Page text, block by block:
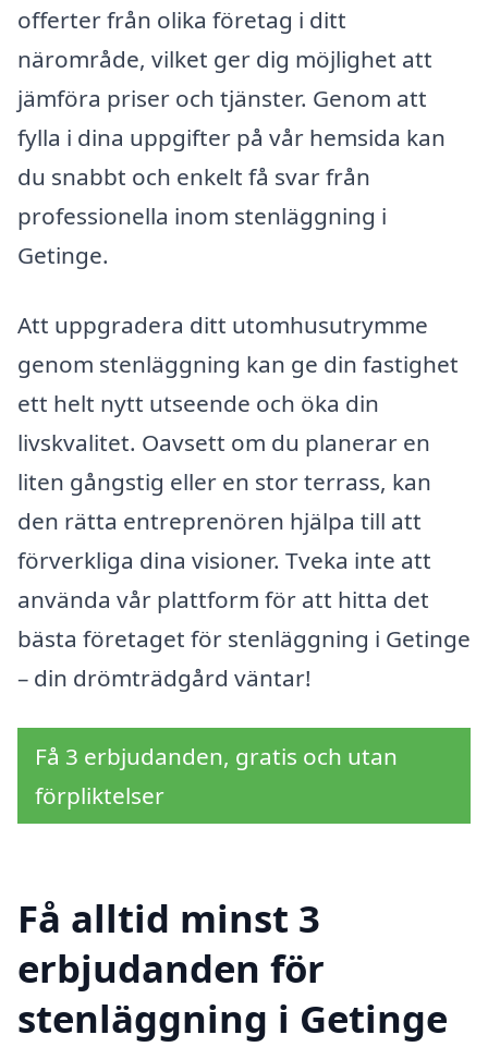
offerter från olika företag i ditt
närområde, vilket ger dig möjlighet att
jämföra priser och tjänster. Genom att
fylla i dina uppgifter på vår hemsida kan
du snabbt och enkelt få svar från
professionella inom stenläggning i
Getinge.
Att uppgradera ditt utomhusutrymme
genom stenläggning kan ge din fastighet
ett helt nytt utseende och öka din
livskvalitet. Oavsett om du planerar en
liten gångstig eller en stor terrass, kan
den rätta entreprenören hjälpa till att
förverkliga dina visioner. Tveka inte att
använda vår plattform för att hitta det
bästa företaget för stenläggning i Getinge
– din drömträdgård väntar!
Få 3 erbjudanden, gratis och utan
förpliktelser
Få alltid minst 3
erbjudanden för
stenläggning i Getinge